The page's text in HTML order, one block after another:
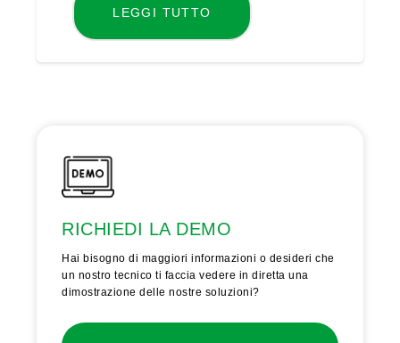
LEGGI TUTTO
RICHIEDI LA DEMO
Hai bisogno di maggiori informazioni o desideri che
un nostro tecnico ti faccia vedere in diretta una
dimostrazione delle nostre soluzioni?